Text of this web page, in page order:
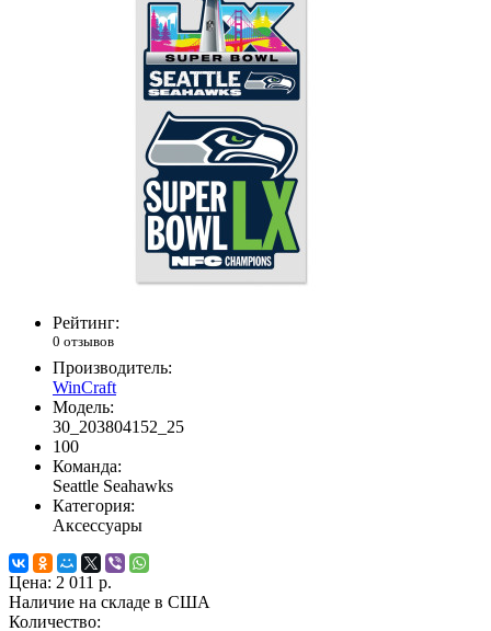
Рейтинг:
0 отзывов
Производитель:
WinCraft
Модель:
30_203804152_25
100
Команда:
Seattle Seahawks
Категория:
Аксессуары
Цена: 2 011 р.
Наличие на складе в США
Количество: